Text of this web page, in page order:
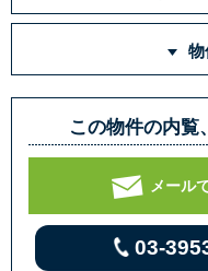
物
この物件の内覧
メール
03-